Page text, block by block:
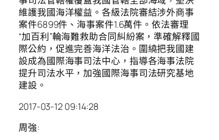
維護我國海洋權益。各級法院審結涉外商事
案件6899件、海事案件1.6萬件。依法審理
“加百利”輪海難救助合同糾紛案，準確解釋國
際公約，促進完善海洋法治。圍繞把我國建
設成為國際海事司法中心，指導各海事法院
提升司法水平，加強國際海事司法研究基地
建設。
2017-03-12 09:14:28
周強: